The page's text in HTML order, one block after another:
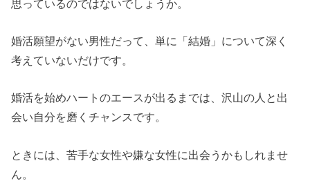
思っているのではないでしょうか。
婚活願望がない男性だって、単に「結婚」について深く
考えていないだけです。
婚活を始めハートのエースが出るまでは、沢山の人と出
会い自分を磨くチャンスです。
ときには、苦手な女性や嫌な女性に出会うかもしれませ
ん。